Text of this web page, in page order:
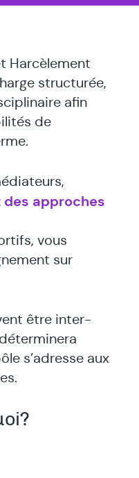
Harcèlement
structurée,
afin
de
approches
vous
sur
être inter-
s’adresse aux